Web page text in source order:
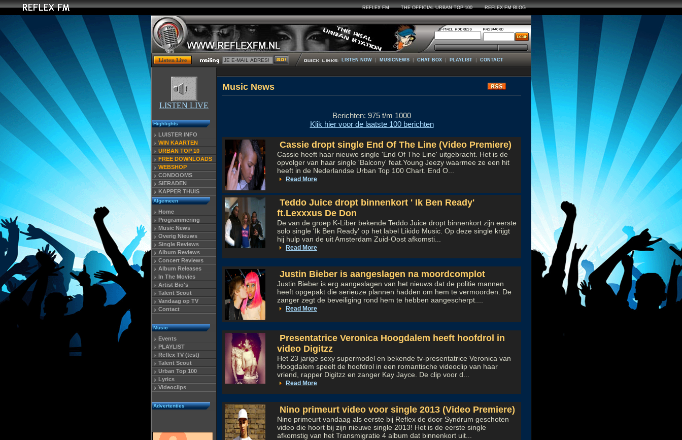
REFLEX FM THE OFFICIAL URBAN TOP 100 REFLEX FM BLOG
LISTEN NOW | MUSICNEWS | CHAT BOX | PLAYLIST | CONTACT
LISTEN LIVE
Highlights
LUISTER INFO
WIN KAARTEN
URBAN TOP 10
FREE DOWNLOADS
WEBSHOP
CONDOOMS
SIERADEN
KAPPER THUIS
Algemeen
Home
Programmering
Music News
Overig Nieuws
Single Reviews
Album Reviews
Concert Reviews
Album Releases
In The Movies
Artist Bio's
Talent Scout
Vandaag op TV
Contact
Music
Events
PLAYLIST
Reflex TV (test)
Talent Scout
Urban Top 100
Lyrics
Videoclips
Advertenties
Music News
Berichten: 975 t/m 1000
Klik hier voor de laatste 100 berichten
Cassie dropt single End Of The Line (Video Premiere)
Cassie heeft haar nieuwe single 'End Of The Line' uitgebracht. Het is de
opvolger van haar single 'Balcony' feat.Young Jeezy waarmee ze een hit
heeft in de Nederlandse Urban Top 100 Chart. End O...
Read More
Teddo Juice dropt binnenkort ' Ik Ben Ready'
ft.Lexxxus De Don
De van de groep K-Liber bekende Teddo Juice dropt binnenkort zijn eerste
solo single 'Ik Ben Ready' op het label Likido Music. Op deze single krijgt
hij hulp van de uit Amsterdam Zuid-Oost afkomsti...
Read More
Justin Bieber is aangeslagen na moordcomplot
Justin Bieber is erg aangeslagen van het nieuws dat de politie mannen
heeft opgepakt die serieuze plannen hadden om hem te vermoorden. De
zanger zegt de beveiliging rond hem te hebben aangescherpt....
Read More
Presentatrice Veronica Hoogdalem heeft hoofdrol in
video Digitzz
Het 23 jarige sexy supermodel en bekende tv-presentatrice Veronica van
Hoogdalem speelt de hoofdrol in een romantische videoclip van haar
vriend, rapper Digitzz en zanger Kay Jayce. De clip voor d...
Read More
Nino primeurt video voor single 2013 (Video Premiere)
Nino primeurt vandaag als eerste bij Reflex de door Syndrum geschoten
video die hoort bij zijn nieuwe single 2013! Het is de eerste single
afkomstig van het Transmigratie 4 album dat binnenkort uit...